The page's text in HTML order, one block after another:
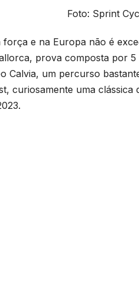
Foto: Sprint
e na Europa não é
prova composta por
Calvia, um percurso
curiosamente uma